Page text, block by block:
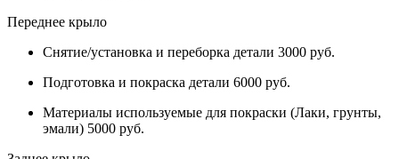
Переднее крыло
Снятие/установка и переборка детали 3000 руб.
Подготовка и покраска детали 6000 руб.
Материалы используемые для покраски (Лаки, грунты,
эмали) 5000 руб.